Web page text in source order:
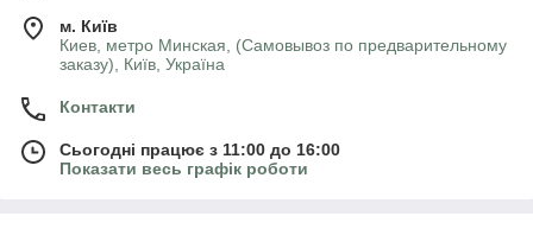
м. Київ
Киев, метро Минская, (Самовывоз по предварительному
заказу), Київ, Україна
Контакти
Сьогодні працює з 11:00 до 16:00
Показати весь графік роботи